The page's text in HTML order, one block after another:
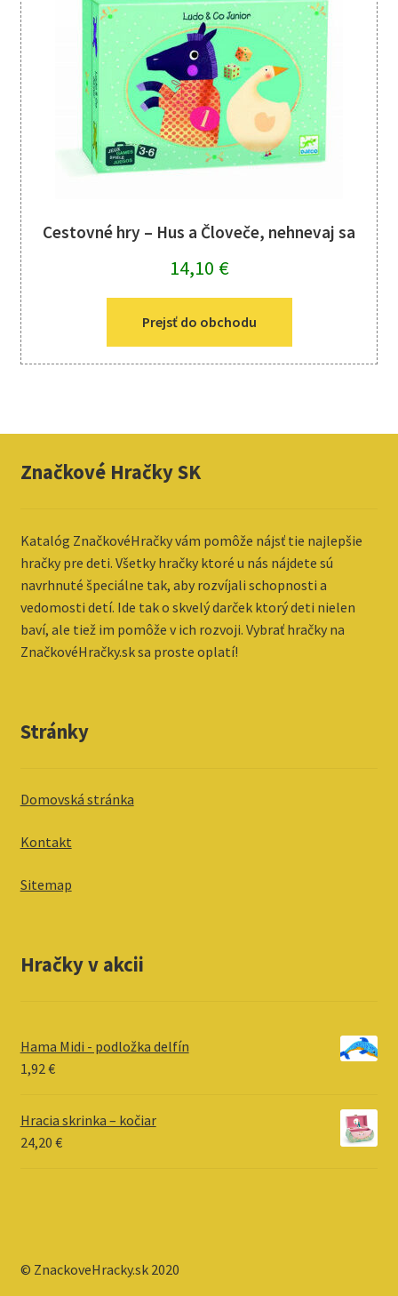
Cestovné hry – Hus a Človeče, nehnevaj sa
14,10 €
Prejsť do obchodu
Značkové Hračky SK
Katalóg ZnačkovéHračky vám pomôže nájsť tie najlepšie
hračky pre deti. Všetky hračky ktoré u nás nájdete sú
navrhnuté špeciálne tak, aby rozvíjali schopnosti a
vedomosti detí. Ide tak o skvelý darček ktorý deti nielen
baví, ale tiež im pomôže v ich rozvoji. Vybrať hračky na
ZnačkovéHračky.sk sa proste oplatí!
Stránky
Domovská stránka
Kontakt
Sitemap
Hračky v akcii
Hama Midi - podložka delfín
1,92€
Hracia skrinka – kočiar
24,20 €
© ZnackoveHracky.sk 2020